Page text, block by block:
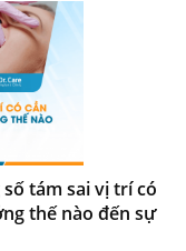
số tám sai vị trí có
thế nào đến sự